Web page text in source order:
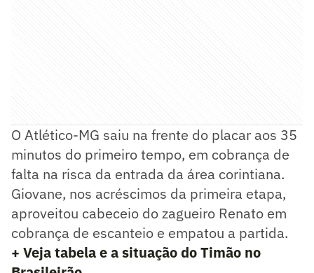
O Atlético-MG saiu na frente do placar aos 35
minutos do primeiro tempo, em cobrança de
falta na risca da entrada da área corintiana.
Giovane, nos acréscimos da primeira etapa,
aproveitou cabeceio do zagueiro Renato em
cobrança de escanteio e empatou a partida.
+ Veja tabela e a situação do Timão no